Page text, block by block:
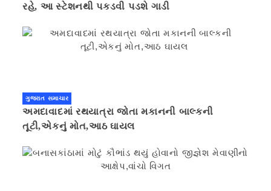
રહે, આ સ્ટેશનથી પકડવી પડશે ગાડી
ગુજરાત સમાચાર
અમદાવાદમાં રથયાત્રા જોતા મકાનની બાલ્કની
તૂટી,એકનું મોત,આઠ ઘાયલ